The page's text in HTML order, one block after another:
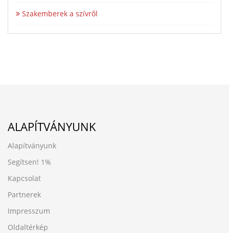
Szakemberek a szívről
ALAPÍTVÁNYUNK
Alapítványunk
Segítsen! 1%
Kapcsolat
Partnerek
Impresszum
Oldaltérkép